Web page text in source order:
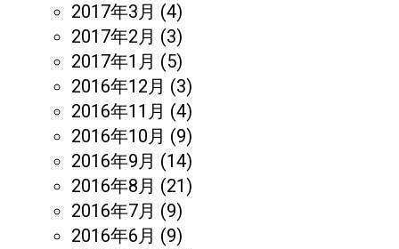
2017年3月 (4)
2017年2月 (3)
2017年1月 (5)
2016年12月 (3)
2016年11月 (4)
2016年10月 (9)
2016年9月 (14)
2016年8月 (21)
2016年7月 (9)
2016年6月 (9)